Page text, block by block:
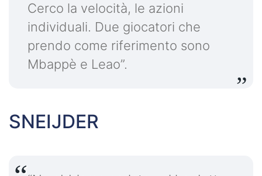
Cerco la velocità, le azioni
individuali. Due giocatori che
prendo come riferimento sono
Mbappè e Leao”.
SNEIJDER